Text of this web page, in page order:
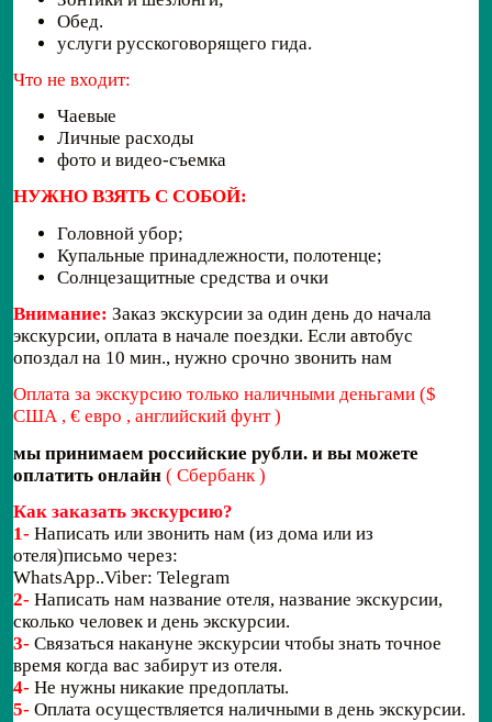
Обед.
услуги русскоговорящего гида.
Что не входит:
Чаевые
Личные расходы
фото и видео-съемка
НУЖНО ВЗЯТЬ С СОБОЙ:
Головной убор;
Купальные принадлежности, полотенце;
Солнцезащитные средства и очки
Внимание: Заказ экскурсии за один день до начала
экскурсии, оплата в начале поездки. Если автобус
опоздал на 10 мин., нужно срочно звонить нам
Оплата за экскурсию только наличными деньгами ($
США , € евро , английский фунт )
мы принимаем российские рубли. и вы можете
оплатить онлайн ( Сбербанк )
Как заказать экскурсию?
1- Написать или звонить нам (из дома или из
отеля)письмо через:
WhatsApp..Viber: Telegram
2- Написать нам название отеля, название экскурсии,
сколько человек и день экскурсии.
3- Связаться накануне экскурсии чтобы знать точное
время когда вас забирут из отеля.
4- Не нужны никакие предоплаты.
5- Оплата осуществляется наличными в день экскурсии.